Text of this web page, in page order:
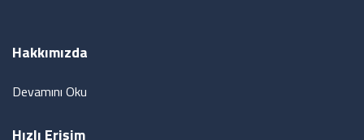
Hakkımızda
Devamını Oku
Hızlı Erişim